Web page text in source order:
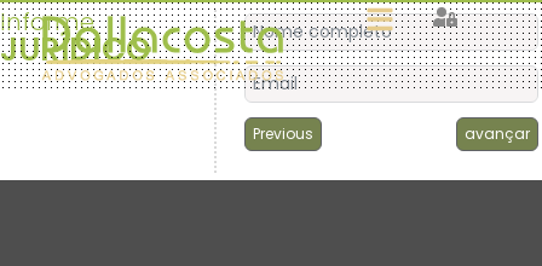
Informe
JURÍDICO
Previous avançar